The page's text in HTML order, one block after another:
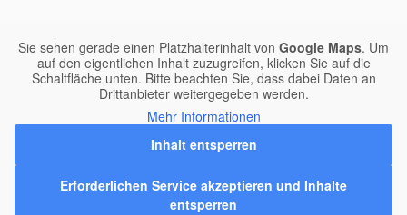
Sie sehen gerade einen Platzhalterinhalt von Google Maps. Um
auf den eigentlichen Inhalt zuzugreifen, klicken Sie auf die
Schaltfläche unten. Bitte beachten Sie, dass dabei Daten an
Drittanbieter weitergegeben werden.
Mehr Informationen
Inhalt entsperren
Erforderlichen Service akzeptieren und Inhalte
entsperren